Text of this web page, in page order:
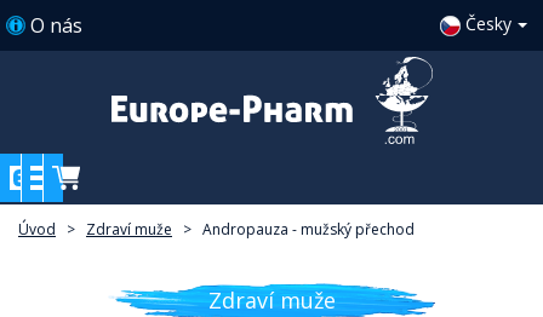
O nás Česky
Úvod > Zdraví muže > Andropauza - mužský přechod
Zdraví muže